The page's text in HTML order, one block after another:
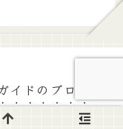
ドのブログ
イドのブログ.